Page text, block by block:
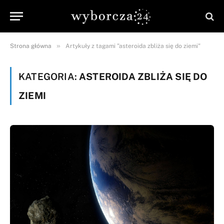
Strona główna » Artykuły z tagami "asteroida zbliża się do ziemi"
KATEGORIA: ASTEROIDA ZBLIŻA SIĘ DO
ZIEMI